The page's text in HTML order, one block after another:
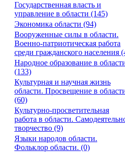
Государственная власть и
управление в области (145)
Экономика области (94)
Вооруженные силы в области.
Военно-патриотическая работа
среди гражданского населения
Народное образование в
(133)
Культурная и научная жизнь
области. Просвещение в
(60)
Культурно-просветительная
работа в области.
творчество (9)
Языки народов области.
Фольклор области. (0)